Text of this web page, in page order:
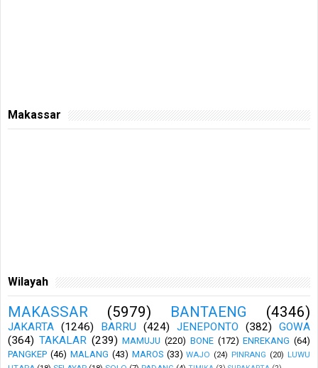
Makassar
Wilayah
MAKASSAR (5979) BANTAENG (4346)
JAKARTA (1246) BARRU (424) JENEPONTO (382)
GOWA
(364) TAKALAR (239) MAMUJU (220) BONE (172) ENREKANG (64)
PANGKEP (46) MALANG (43) MAROS (33) WAJO (24) PINRANG (20) LUWU